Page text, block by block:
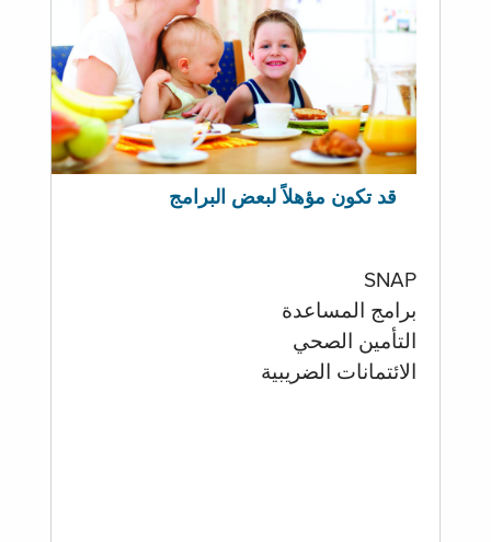
قد تكون مؤهلاً لبعض البرامج
SNAP
برامج المساعدة
التأمين الصحي
الائتمانات الضريبية